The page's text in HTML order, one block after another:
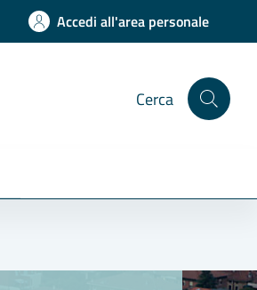
Accedi all'area personale
Cerca